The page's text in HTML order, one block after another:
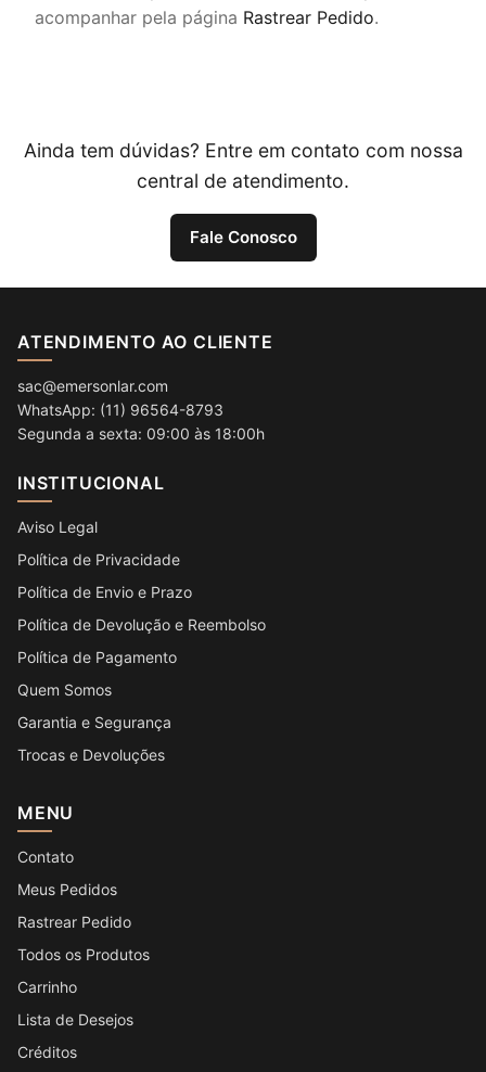
acompanhar pela página Rastrear Pedido.
Ainda tem dúvidas? Entre em contato com nossa
central de atendimento.
Fale Conosco
ATENDIMENTO AO CLIENTE
sac@emersonlar.com
WhatsApp: (11) 96564-8793
Segunda a sexta: 09:00 às 18:00h
INSTITUCIONAL
Aviso Legal
Política de Privacidade
Política de Envio e Prazo
Política de Devolução e Reembolso
Política de Pagamento
Quem Somos
Garantia e Segurança
Trocas e Devoluções
MENU
Contato
Meus Pedidos
Rastrear Pedido
Todos os Produtos
Carrinho
Lista de Desejos
Créditos